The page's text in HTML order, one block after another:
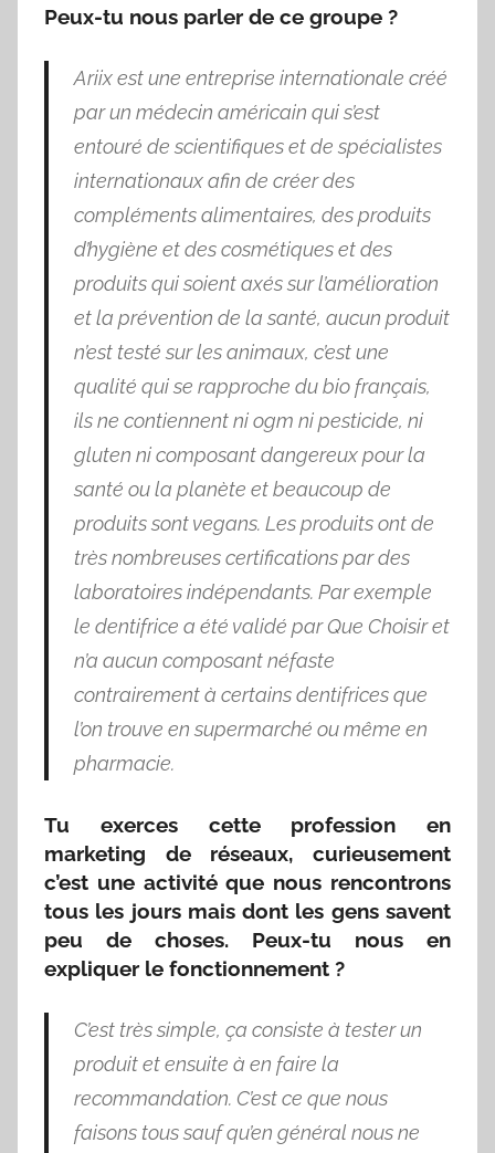
Peux-tu nous parler de ce groupe ?
Ariix est une entreprise internationale créé
par un médecin américain qui s’est
entouré de scientifiques et de spécialistes
internationaux afin de créer des
compléments alimentaires, des produits
d’hygiène et des cosmétiques et des
produits qui soient axés sur l’amélioration
et la prévention de la santé, aucun produit
n’est testé sur les animaux, c’est une
qualité qui se rapproche du bio français,
ils ne contiennent ni ogm ni pesticide, ni
gluten ni composant dangereux pour la
santé ou la planète et beaucoup de
produits sont vegans. Les produits ont de
très nombreuses certifications par des
laboratoires indépendants. Par exemple
le dentifrice a été validé par Que Choisir et
n’a aucun composant néfaste
contrairement à certains dentifrices que
l’on trouve en supermarché ou même en
pharmacie.
Tu exerces cette profession en
marketing de réseaux, curieusement
c’est une activité que nous rencontrons
tous les jours mais dont les gens savent
peu de choses. Peux-tu nous en
expliquer le fonctionnement ?
C’est très simple, ça consiste à tester un
produit et ensuite à en faire la
recommandation. C’est ce que nous
faisons tous sauf qu’en général nous ne